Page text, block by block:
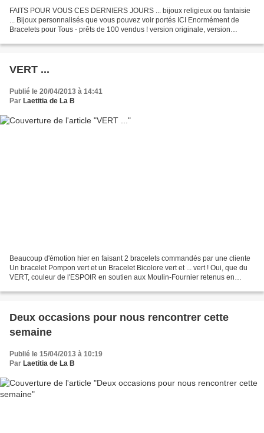
FAITS POUR VOUS CES DERNIERS JOURS ... bijoux religieux ou fantaisie
... Bijoux personnalisés que vous pouvez voir portés ICI Enormément de
Bracelets pour Tous - prêts de 100 vendus ! version originale, version
VERT ...
Publié le 20/04/2013 à 14:41
Par Laetitia de La B
Beaucoup d'émotion hier en faisant 2 bracelets commandés par une cliente
Un bracelet Pompon vert et un Bracelet Bicolore vert et ... vert ! Oui, que du
VERT, couleur de l'ESPOIR en soutien aux Moulin-Fournier retenus en
Deux occasions pour nous rencontrer cette
semaine
Publié le 15/04/2013 à 10:19
Par Laetitia de La B